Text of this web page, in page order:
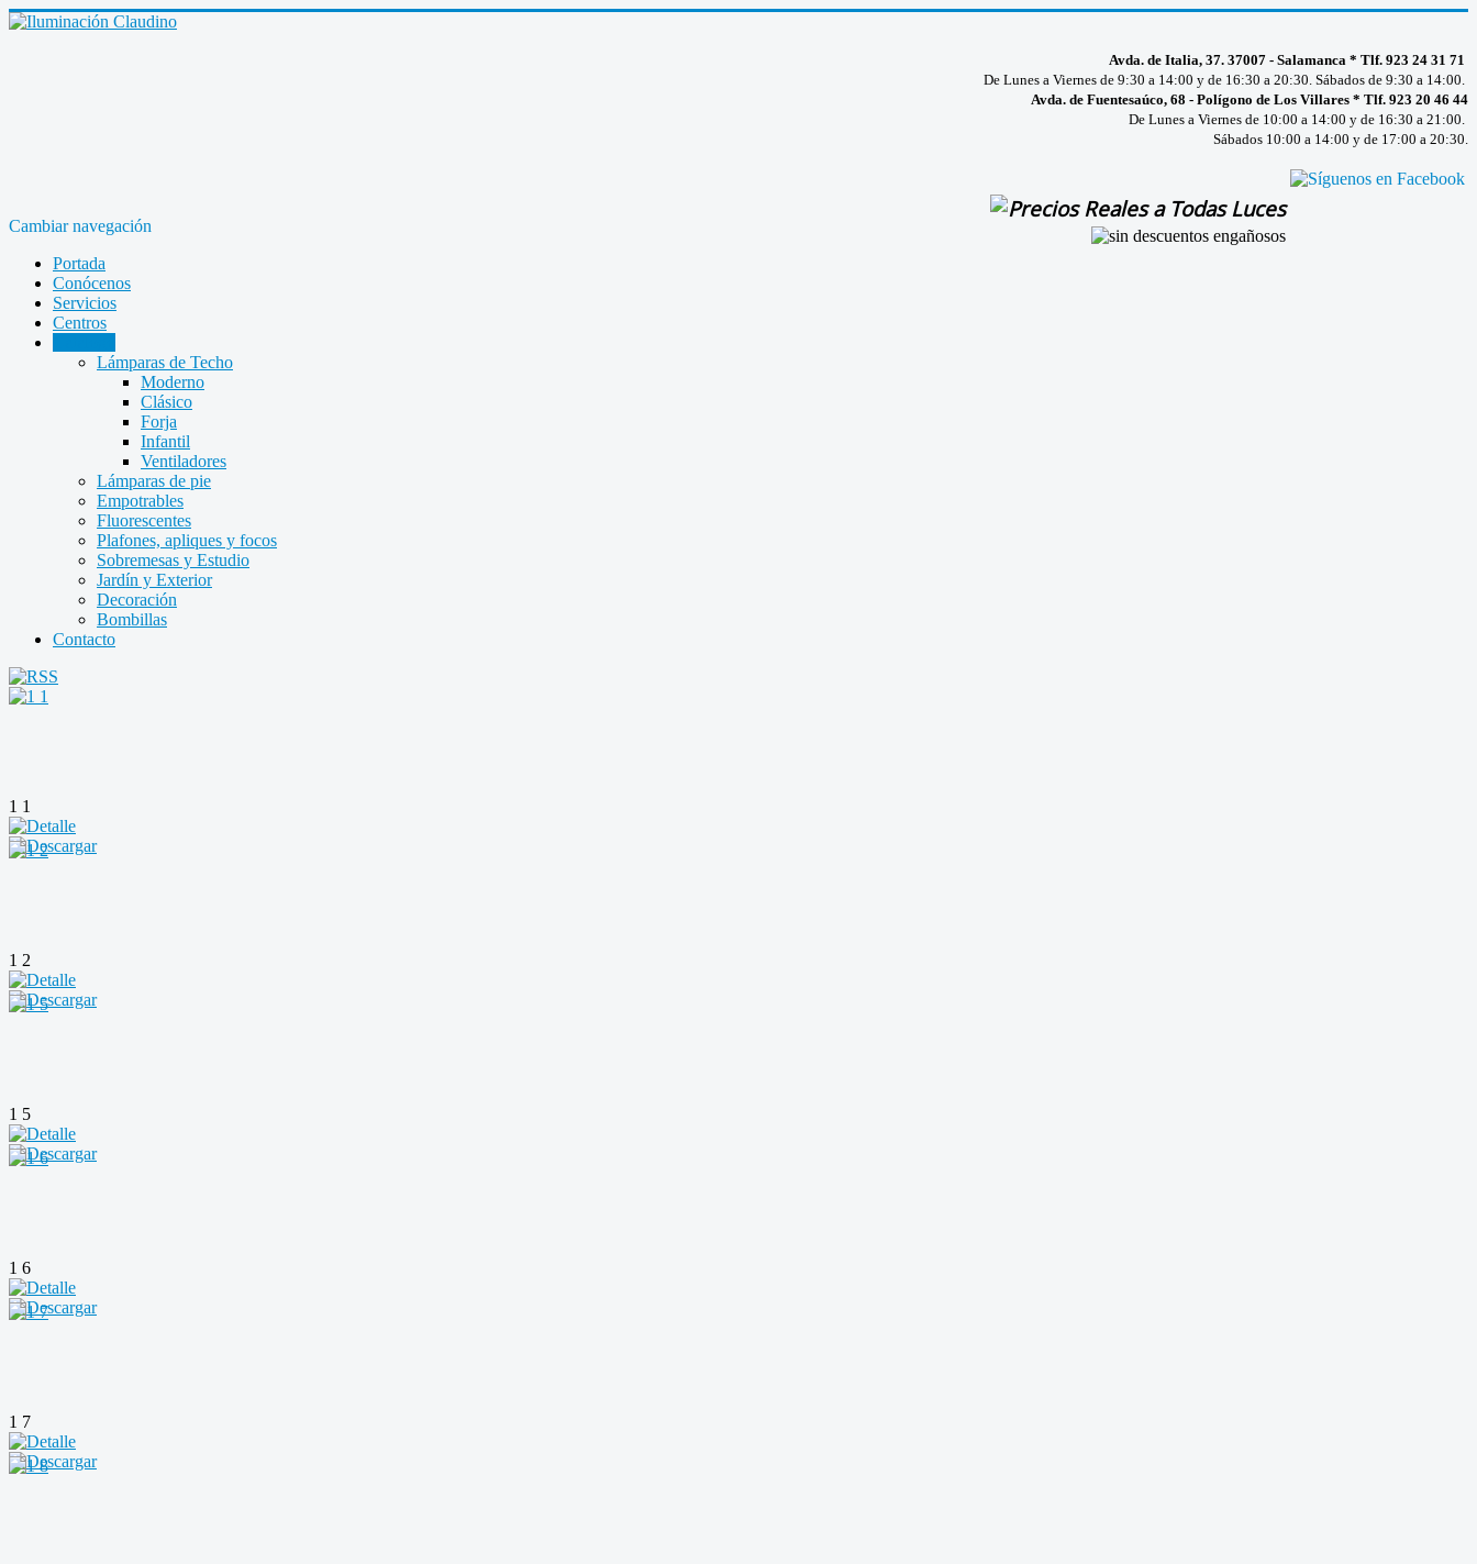
Avda. de Italia, 37. 37007 - Salamanca * Tlf. 923 24 31 71
De Lunes a Viernes de 9:30 a 14:00 y de 16:30 a 20:30. Sábados de 9:30 a 14:00.
Avda. de Fuentesaúco, 68 - Polígono de Los Villares * Tlf. 923 20 46 44
De Lunes a Viernes de 10:00 a 14:00 y de 16:30 a 21:00.
Sábados 10:00 a 14:00 y de 17:00 a 20:30.
Cambiar navegación
Portada
Conócenos
Servicios
Centros
Lámparas de Techo
Moderno
Clásico
Forja
Infantil
Ventiladores
Lámparas de pie
Empotrables
Fluorescentes
Plafones, apliques y focos
Sobremesas y Estudio
Jardín y Exterior
Decoración
Bombillas
Contacto
1 1
1 2
1 5
1 6
1 7